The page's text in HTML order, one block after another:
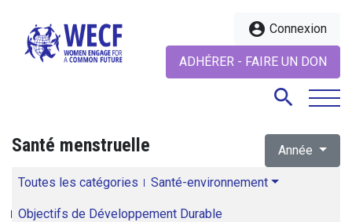
account_circle Connexion
ADHÉRER - FAIRE UN DON
search
Santé menstruelle Année
Toutes les catégories Santé-environnement
Objectifs de Développement Durable